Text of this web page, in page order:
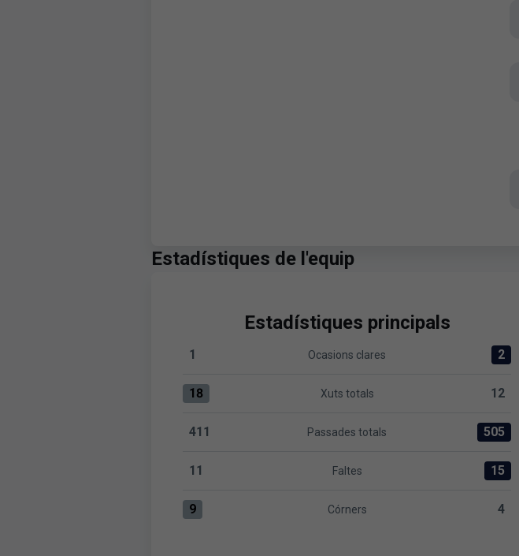
Estadístiques de l'equip
Estadístiques principals
Ocasions clares:Villarreal B 1 versus Levante UD 2
1 Ocasions clares 2
Xuts totals:Villarreal B 18 versus Levante UD 12
18 Xuts totals 12
Passades totals:Villarreal B 411 versus Levante UD 505
411 Passades totals 505
Faltes:Villarreal B 11 versus Levante UD 15
11 Faltes 15
Córners:Villarreal B 9 versus Levante UD 4
9 Córners 4